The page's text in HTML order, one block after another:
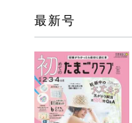
最新号